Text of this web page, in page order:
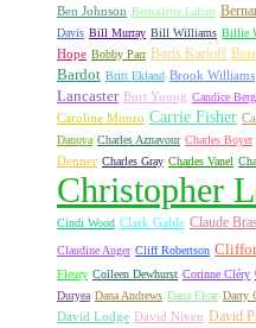
Ben Johnson Bernadette Lafont
Davis Bill Murray Bill Williams Billie
Hope Bobby Parr Boris Karloff
Bardot Britt Ekland Brook Williams
Lancaster Burt Young Candice
Caroline Munro Carrie Fisher
Danova Charles Aznavour Charles Boyer
Denner Charles Gray Charles Vanel
Christopher
Cindi Wood Clark Gable Claude
Claudine Auger Cliff Robertson
Fleury Colleen Dewhurst Corinne Cléry
Duryea Dana Andrews Dana Elcar Darry
David Lodge David Niven David